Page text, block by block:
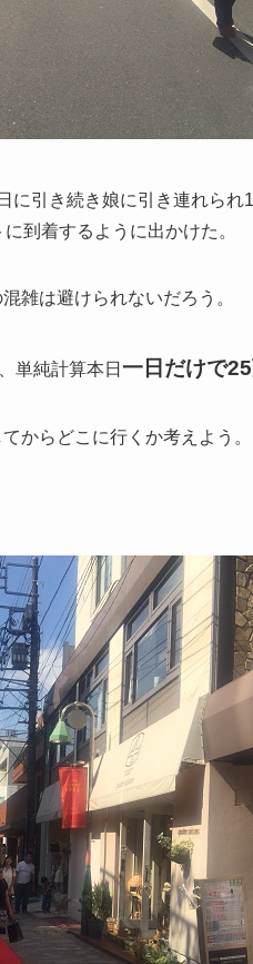
に引き続き娘に引き連れられ
到着するように出かけた。
雑は避けられないだろう。
単純計算本日 一日だけで
からどこに行くか考えよう。